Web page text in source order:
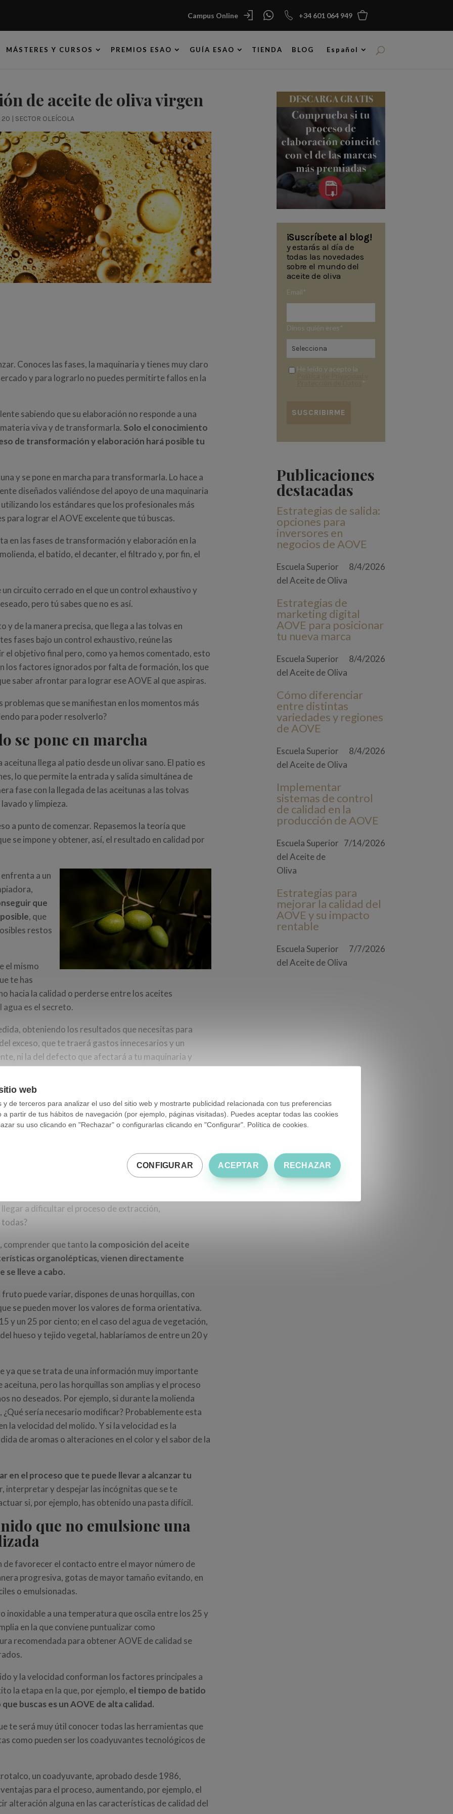
Campus Online +34 601 064 949
MÁSTERES Y CURSOS PREMIOS ESAO GUÍA ESAO TIENDA BLOG Español
de aceite de oliva virgen
20 | SECTOR OLEÍCOLA
Conoces las fases, la maquinaria y tienes muy claro
y para lograrlo no puedes permitirte fallos en la
sabiendo que su elaboración no responde a una
viva y de transformarla. Solo el conocimiento
de transformación y elaboración hará posible tu
y se pone en marcha para transformarla. Lo hace a
diseñados valiéndose del apoyo de una maquinaria
los estándares que los profesionales más
lograr el AOVE excelente que tú buscas.
en las fases de transformación y elaboración en la
el batido, el decanter, el filtrado y, por fin, el
circuito cerrado en el que un control exhaustivo y
pero tú sabes que no es así.
de la manera precisa, que llega a las tolvas en
fases bajo un control exhaustivo, reúne las
objetivo final pero, como ya hemos comentado, esto
los factores ignorados por falta de formación, los que
saber afrontar para lograr ese AOVE al que aspiras.
que se manifiestan en los momentos más
para poder resolverlo?
se pone en marcha
llega al patio desde un olivar sano. El patio es
lo que permite la entrada y salida simultánea de
fase con la llegada de las aceitunas a las tolvas
y limpieza.
a punto de comenzar. Repasemos la teoría que
se impone y obtener, así, el resultado en calidad por
a un
que
, que
restos
el mismo
te has
hacia la calidad o perderse entre los aceites
agua es el secreto.
obteniendo los resultados que necesitas para
exceso, que te traerá gastos innecesarios y un
ni la del defecto que afectará a tu maquinaria y
irrecuperables.
de la variabilidad
afectado por factores en constante cambio. La
como probablemente sabrás, la aceituna puede
a agua, aceite y pulpa, de un día para el
y de frutos recogidos en una misma área del
a dificultar el proceso de extracción,
comprender que tanto la composición del aceite
organolépticas, vienen directamente
se lleve a cabo.
puede variar, dispones de unas horquillas, con
se pueden mover los valores de forma orientativa.
y un 25 por ciento; en el caso del agua de vegetación,
hueso y tejido vegetal, hablaríamos de entre un 20 y
ya que se trata de una información muy importante
pero las horquillas son amplias y el proceso
no deseados. Por ejemplo, si durante la molienda
sería necesario modificar? Probablemente esta
la velocidad del molido. Y si la velocidad es la
de aromas o alteraciones en el color y el sabor de la
en el proceso que te puede llevar a alcanzar tu
interpretar y despejar las incógnitas que se te
si, por ejemplo, has obtenido una pasta difícil.
que no emulsione una
de favorecer el contacto entre el mayor número de
progresiva, gotas de mayor tamaño evitando, en
o emulsionadas.
inoxidable a una temperatura que oscila entre los 25 y
en la que conviene puntualizar como
recomendada para obtener AOVE de calidad se
y la velocidad conforman los factores principales a
la etapa en la que, por ejemplo, el tiempo de batido
buscas es un AOVE de alta calidad.
te será muy útil conocer todas las herramientas que
como pueden ser los coadyuvantes tecnológicos de
un coadyuvante, aprobado desde 1986,
para el proceso, aumentando, por ejemplo, el
alteración alguna en las características de calidad del
¡Suscríbete al blog!
y estarás al día de
todas las novedades
sobre el mundo del
aceite de oliva
Email *
Dinos quién eres *
He leído y acepto la
*
Publicaciones
destacadas
Estrategias de salida:
opciones para
inversores en
negocios de AOVE
Escuela Superior
del Aceite de Oliva
8/4/2026
Estrategias de
marketing digital
AOVE para posicionar
tu nueva marca
Escuela Superior
del Aceite de Oliva
8/4/2026
Cómo diferenciar
entre distintas
variedades y regiones
de AOVE
Escuela Superior
del Aceite de Oliva
8/4/2026
Implementar
sistemas de control
de calidad en la
producción de AOVE
Escuela Superior
del Aceite de
Oliva
7/14/2026
Estrategias para
mejorar la calidad del
AOVE y su impacto
rentable
Escuela Superior
del Aceite de Oliva
7/7/2026
web
y de terceros para analizar el uso del sitio web y mostrarte publicidad relacionada con tus preferencias
partir de tus hábitos de navegación (por ejemplo, páginas visitadas). Puedes aceptar todas las cookies
su uso clicando en "Rechazar" o configurarlas clicando en "Configurar". Política de cookies.
ACEPTAR
CONFIGURAR RECHAZAR